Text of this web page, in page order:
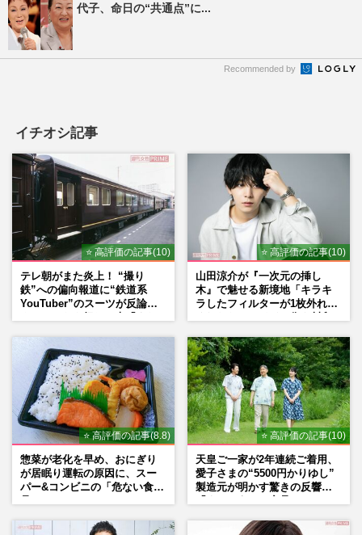
代子、命日の“共通点”に...
Recommended by
イチオシ記事
⭐ 高評価の記事(10)
テレ朝がまた炎上！ “撮り
鉄”への偏向報道に“鉄道系
YouTuber”のスーツが反論
⭐ 高評価の記事(10)
山田涼介が『一次元の挿し
木』で魅せる新境地「キラキ
ラしたフィルターが1枚外れて
⭐ 高評価の記事(8.8)
惣菜が老化を早め、おにぎり
が居眠り運転の原因に、スー
パー&コンビニの「危ない食
⭐ 高評価の記事(10)
天皇ご一家が2年連続ご着用、
愛子さまの“5500円かりゆし”
製造元が明かす驚きの反響